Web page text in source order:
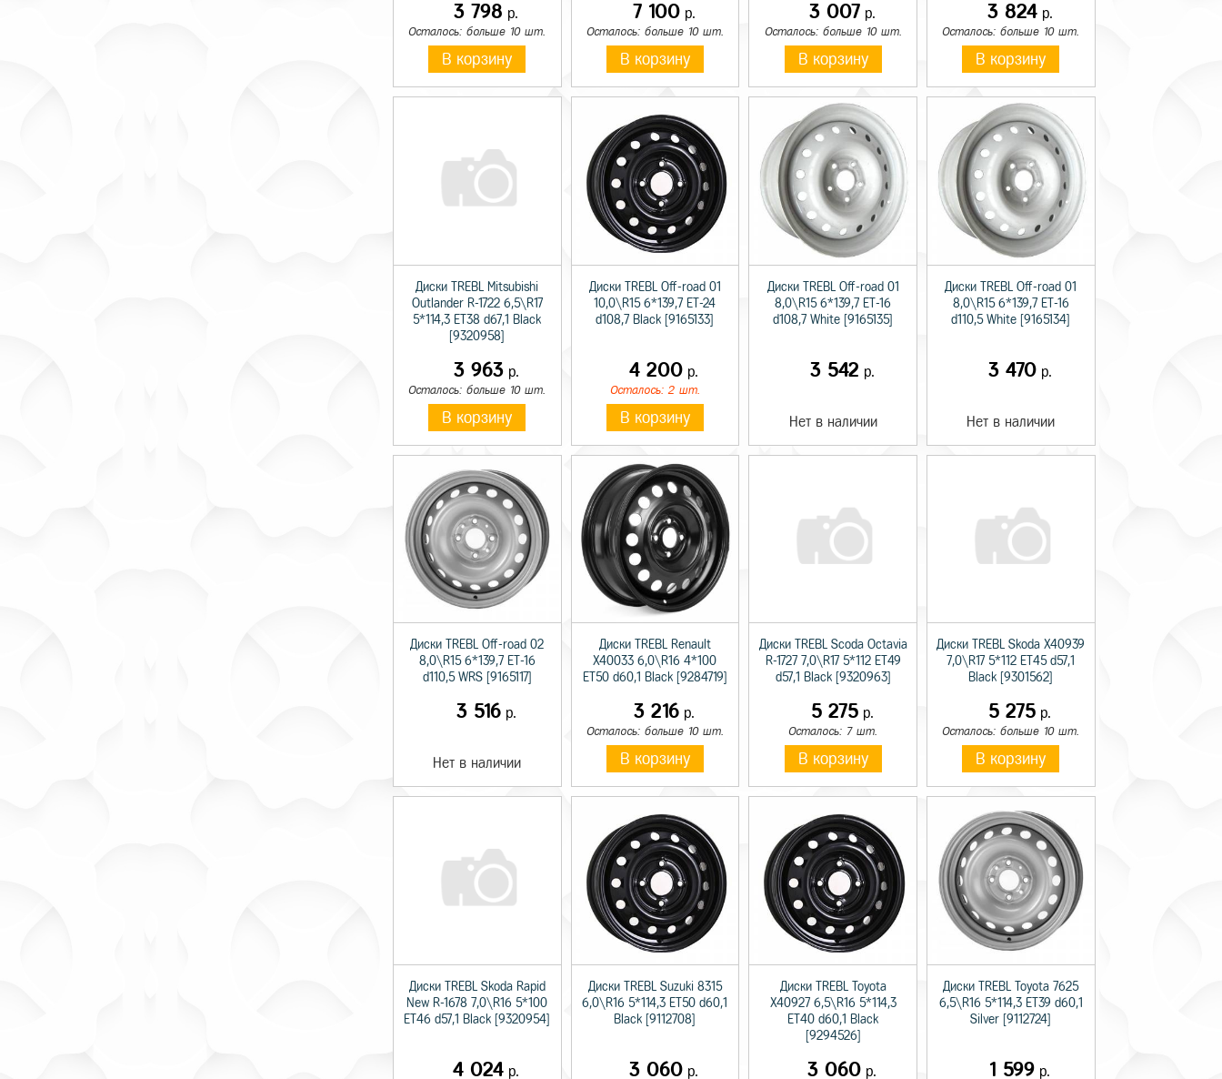
3 798 р.
Осталось: больше 10 шт.
В корзину
7 100р.
Осталось: больше 10 шт.
В корзину
3 007 р.
Осталось: больше 10 шт.
В корзину
3 824р.
Осталось: больше 10 шт.
В корзину
Диски TREBL Mitsubishi
Outlander R-1722 6,5\R17
5*114,3 ET38 d67,1 Black
[9320958]
3 963р.
Осталось: больше 10 шт.
В корзину
Диски TREBL Off-road 01
10,0\R15 6*139,7 ET-24
d108,7 Black [9165133]
4 200 р.
Осталось: 2 шт.
В корзину
Диски TREBL Off-road 01
8,0\R15 6*139,7 ET-16
d108,7 White [9165135]
3 542 р.
Нет в наличии
Диски TREBL Off-road 01
8,0\R15 6*139,7 ET-16
d110,5 White [9165134]
3 470р.
Нет в наличии
Диски TREBL Off-road 02
8,0\R15 6*139,7 ET-16
d110,5 WRS [9165117]
3 516р.
Нет в наличии
Диски TREBL Renault
X40033 6,0\R16 4*100
ET50 d60,1 Black [9284719]
3 216р.
Осталось: больше 10 шт.
В корзину
Диски TREBL Scoda Octavia
R-1727 7,0\R17 5*112 ET49
d57,1 Black [9320963]
5 275р.
Осталось: 7 шт.
В корзину
Диски TREBL Skoda Х40939
7,0\R17 5*112 ET45 d57,1
Black [9301562]
5 275 р.
Осталось: больше 10 шт.
В корзину
Диски TREBL Skoda Rapid
New R-1678 7,0\R16 5*100
ET46 d57,1 Black [9320954]
4 024 р.
Диски TREBL Suzuki 8315
6,0\R16 5*114,3 ET50 d60,1
Black [9112708]
3 060 р.
Диски TREBL Toyota
X40927 6,5\R16 5*114,3
ET40 d60,1 Black
[9294526]
3 060 р.
Диски TREBL Toyota 7625
6,5\R16 5*114,3 ET39 d60,1
Silver [9112724]
1 599 р.